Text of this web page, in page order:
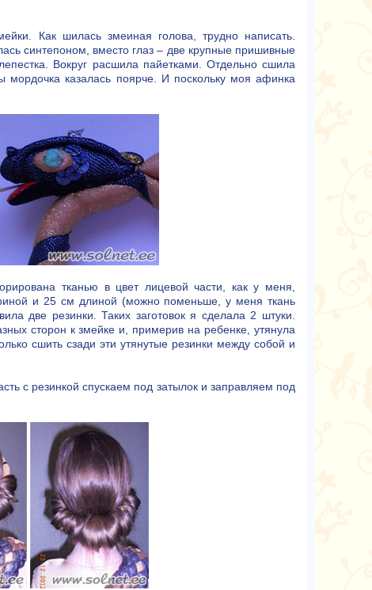
Как шилась змеиная голова, трудно написать.
синтепоном, вместо глаз – две крупные пришивные
Вокруг расшила пайетками. Отдельно сшила
казалась поярче. И поскольку моя афинка
тканью в цвет лицевой части, как у меня,
и 25 см длиной (можно поменьше, у меня ткань
две резинки. Таких заготовок я сделала 2 штуки.
сторон к змейке и, примерив на ребенке, утянула
сшить сзади эти утянутые резинки между собой и
с резинкой спускаем под затылок и заправляем под